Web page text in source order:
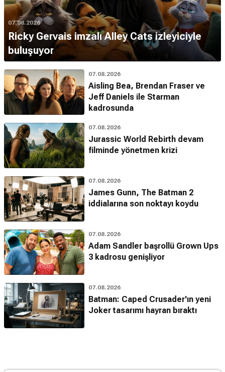
07.08.2026
Ricky Gervais imzalı Alley Cats izleyiciyle
buluşuyor
07.08.2026
Aisling Bea, Brendan Fraser ve
Jeff Daniels ile Starman
kadrosunda
07.08.2026
Jurassic World Rebirth devam
filminde yönetmen krizi
07.08.2026
James Gunn, The Batman 2
iddialarına son noktayı koydu
07.08.2026
Adam Sandler başrollü Grown Ups
3 kadrosu genişliyor
07.08.2026
Batman: Caped Crusader'ın yeni
Joker tasarımı hayran bıraktı